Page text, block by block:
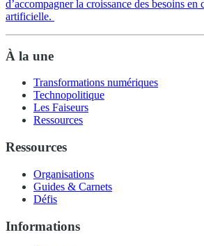
d’accompagner la croissance des besoins
artificielle.
À la une
Transformations numériques
Technopolitique
Les Faiseurs
Ressources
Ressources
Organisations
Guides & Carnets
Défis
Informations